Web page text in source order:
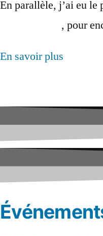
En parallèle, j’ai eu le
, pour
En savoir plus